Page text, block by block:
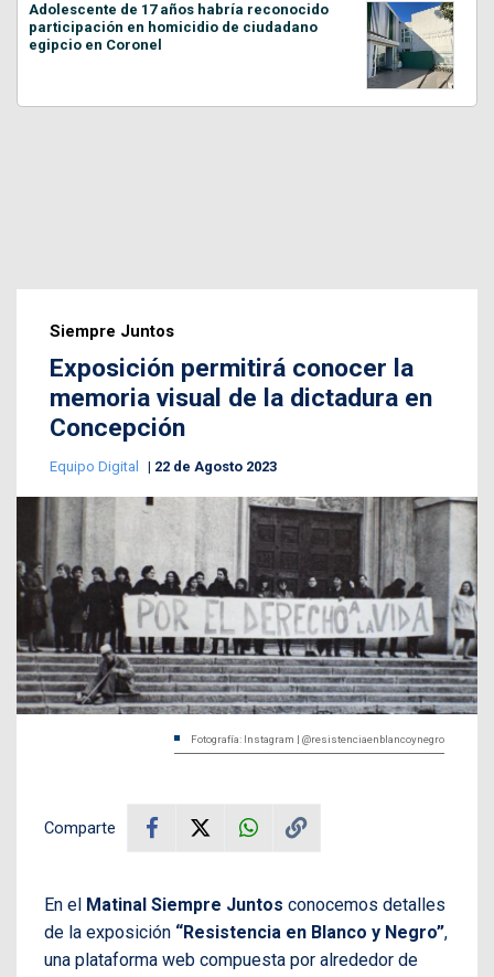
Adolescente de 17 años habría reconocido
participación en homicidio de ciudadano
egipcio en Coronel
Siempre Juntos
Exposición permitirá conocer la
memoria visual de la dictadura en
Concepción
Equipo Digital 22 de Agosto 2023
Fotografía: Instagram | @resistenciaenblancoynegro
Comparte
En el Matinal Siempre Juntos conocemos detalles
de la exposición “Resistencia en Blanco y Negro”,
una plataforma web compuesta por alrededor de